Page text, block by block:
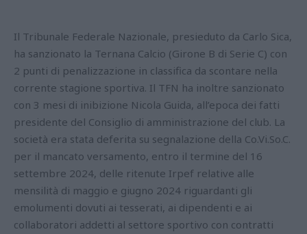
Il Tribunale Federale Nazionale, presieduto da Carlo Sica,
ha sanzionato la Ternana Calcio (Girone B di Serie C) con
2 punti di penalizzazione in classifica da scontare nella
corrente stagione sportiva. Il TFN ha inoltre sanzionato
con 3 mesi di inibizione Nicola Guida, all’epoca dei fatti
presidente del Consiglio di amministrazione del club. La
società era stata deferita su segnalazione della Co.Vi.So.C.
per il mancato versamento, entro il termine del 16
settembre 2024, delle ritenute Irpef relative alle
mensilità di maggio e giugno 2024 riguardanti gli
emolumenti dovuti ai tesserati, ai dipendenti e ai
collaboratori addetti al settore sportivo con contratti